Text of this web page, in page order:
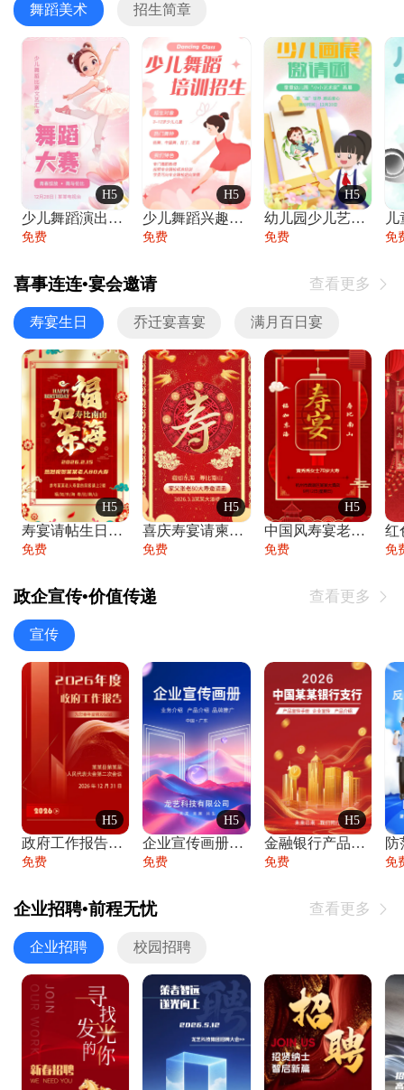
舞蹈美术 招生简章
H5
少儿舞蹈演出舞蹈比赛跳舞大赛文艺汇演活动
免费
H5
少儿舞蹈兴趣班艺术培训学校招生宣传
免费
H5
幼儿园少儿艺术展览绘画展摄影作品展美术展
免费 免
喜事连连•宴会邀请 查看更多 
寿宴生日 乔迁宴喜宴 满月百日宴
H5
寿宴请帖生日宴邀请函老人寿星生日快乐祝寿
免费
H5
喜庆寿宴请柬老人生日宴会邀请函请柬过大寿
免费
H5
中国风寿宴老人生日宴会邀请函寿宴请帖请柬
免费 免
政企宣传•价值传递 查看更多 
宣传
H5
政府工作报告政府年终工作总结
免费
H5
企业宣传画册公司简介产品介绍业务宣传手册
免费
H5
金融银行产品宣传手册企业宣传产品介绍
免费
防
免
企业招聘•前程无忧 查看更多 
企业招聘 校园招聘